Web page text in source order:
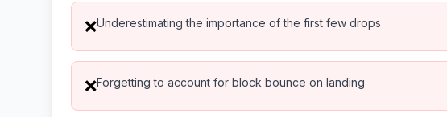
❌Underestimating the importance of the first few drops
❌Forgetting to account for block bounce on landing